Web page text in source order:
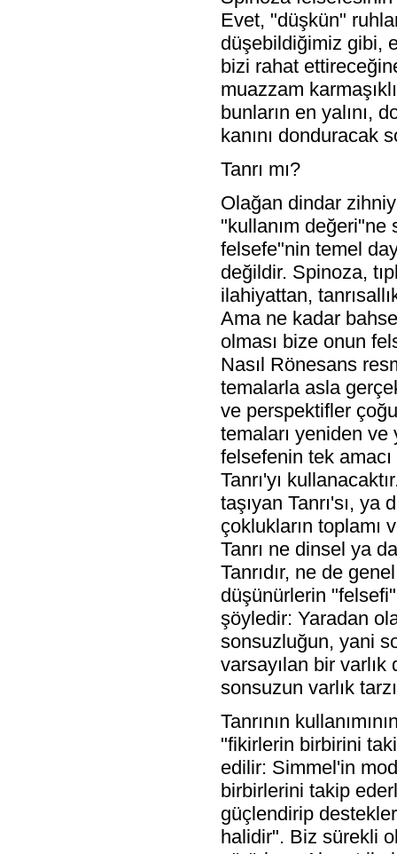
Evet, "düşkün"
düşebildiğimiz gibi,
bizi rahat
muazzam
bunların en yalını,
kanını donduracak
Tanrı mı?
Olağan dindar
"kullanım değeri"ne
felsefe"nin temel
değildir. Spinoza,
ilahiyattan,
Ama ne kadar
olması bize onun
Nasıl Rönesans
temalarla asla
ve perspektifler
temaları yeniden
felsefenin tek
Tanrı'yı
taşıyan Tanrı'sı,
çoklukların toplamı
Tanrı ne dinsel ya
Tanrıdır, ne de
düşünürlerin "felsefi"
şöyledir: Yaradan
sonsuzluğun, yani
varsayılan bir
sonsuzun varlık
Tanrının
"fikirlerin birbirini
edilir: Simmel'in
birbirlerini takip
güçlendirip
halidir". Biz sürekli